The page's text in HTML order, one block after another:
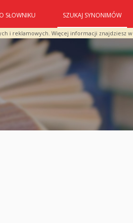
i reklamowych. Więcej informacji znajdziesz w
O SŁOWNIKU SZUKAJ SYNONIMÓW